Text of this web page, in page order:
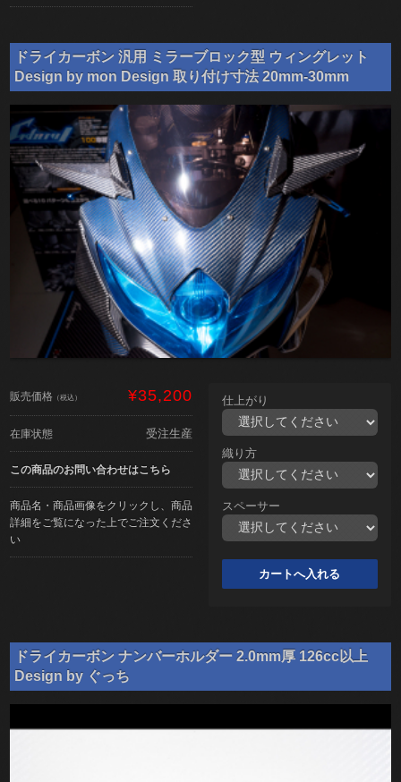
ドライカーボン 汎用 ミラーブロック型 ウィングレット
Design by mon Design 取り付け寸法 20mm-30mm
販売価格 （税込） ¥35,200
在庫状態 受注生産
この商品のお問い合わせはこちら
商品名・商品画像をクリックし、商品
詳細をご覧になった上でご注文くださ
い
仕上がり
織り方
スペーサー
ドライカーボン ナンバーホルダー 2.0mm厚 126cc以上
Design by ぐっち